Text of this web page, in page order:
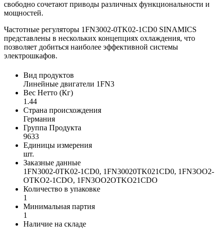
свободно сочетают приводы различных функциональности и
мощностей.
Частотные регуляторы 1FN3002-0TK02-1CD0 SINAMICS
представлены в нескольких концепциях охлаждения, что
позволяет добиться наиболее эффективной системы
электрошкафов.
Вид продуктов
Линейные двигатели 1FN3
Вес Нетто (Кг)
1.44
Страна происхождения
Германия
Группа Продукта
9633
Единицы измерения
шт.
Заказные данные
1FN3002-0TK02-1CD0, 1FN30020TK021CD0, 1FN3OO2-
OTKO2-1CDO, 1FN3OO2OTKO21CDO
Количество в упаковке
1
Минимальная партия
1
Наличие на складе